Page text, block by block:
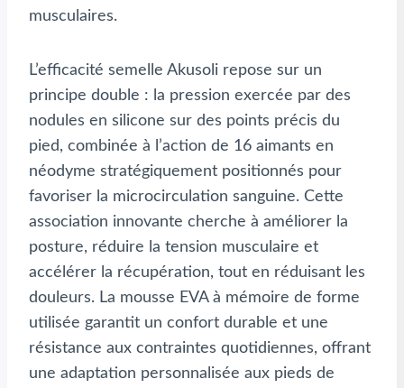
musculaires.
L’efficacité semelle Akusoli repose sur un
principe double : la pression exercée par des
nodules en silicone sur des points précis du
pied, combinée à l’action de 16 aimants en
néodyme stratégiquement positionnés pour
favoriser la microcirculation sanguine. Cette
association innovante cherche à améliorer la
posture, réduire la tension musculaire et
accélérer la récupération, tout en réduisant les
douleurs. La mousse EVA à mémoire de forme
utilisée garantit un confort durable et une
résistance aux contraintes quotidiennes, offrant
une adaptation personnalisée aux pieds de